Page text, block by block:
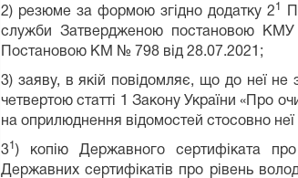
2) резюме за формою згідно додатку 21
служби Затвердженою постановою
Постановою КМ № 798 від 28.07.2021;
3) заяву, в якій повідомляє, що до неї не
четвертою статті 1 Закону України «Про
на оприлюднення відомостей стосовно неї
31 ) копію Державного сертифіката
Державних сертифікатів про рівень